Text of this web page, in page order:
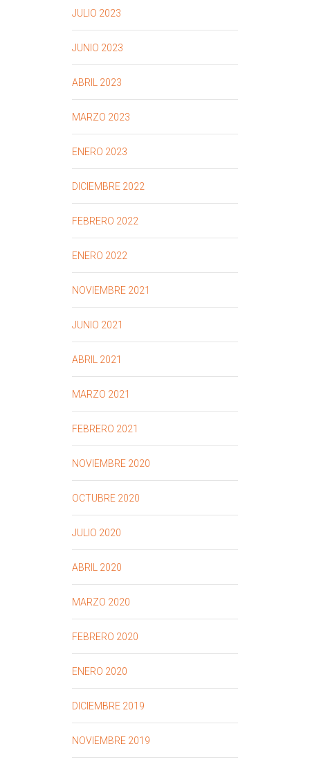
JULIO 2023
JUNIO 2023
ABRIL 2023
MARZO 2023
ENERO 2023
DICIEMBRE 2022
FEBRERO 2022
ENERO 2022
NOVIEMBRE 2021
JUNIO 2021
ABRIL 2021
MARZO 2021
FEBRERO 2021
NOVIEMBRE 2020
OCTUBRE 2020
JULIO 2020
ABRIL 2020
MARZO 2020
FEBRERO 2020
ENERO 2020
DICIEMBRE 2019
NOVIEMBRE 2019